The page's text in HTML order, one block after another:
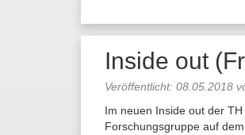
Inside out
Veröffentlicht: 08.05.2018
Im neuen Inside out der
Forschungsgruppe auf